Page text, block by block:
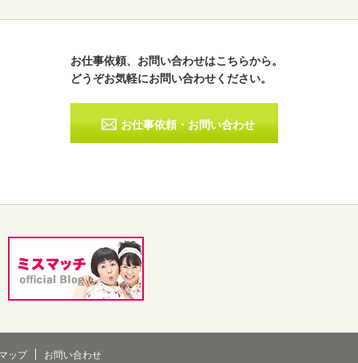
お仕事依頼、お問い合わせはこちらから。
どうぞお気軽にお問い合わせください。
お仕事依頼・お問い合わせ
ップ お問い合わせ